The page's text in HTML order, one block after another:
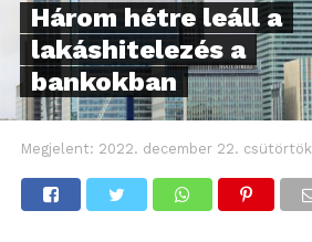
Három hétre leáll a
lakáshitelezés a
bankokban
Megjelent: 2022. december 22. csütörtök